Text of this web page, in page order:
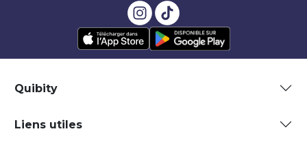
Quibity
Liens utiles